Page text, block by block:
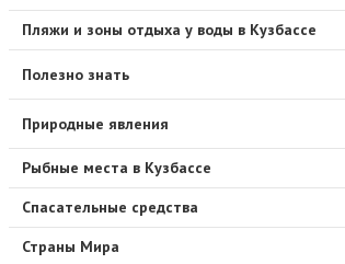
Пляжи и зоны отдыха у воды в Кузбассе
Полезно знать
Природные явления
Рыбные места в Кузбассе
Спасательные средства
Страны Мира